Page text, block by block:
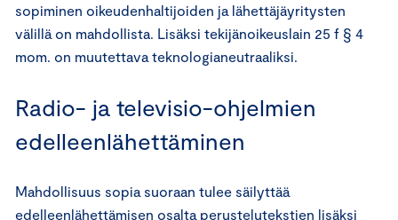
sopiminen oikeudenhaltijoiden ja lähettäjäyritysten
välillä on mahdollista. Lisäksi tekijänoikeuslain 25 f § 4
mom. on muutettava teknologianeutraaliksi.
Radio- ja televisio-ohjelmien
edelleenlähettäminen
Mahdollisuus sopia suoraan tulee säilyttää
edelleenlähettämisen osalta perustelutekstien lisäksi